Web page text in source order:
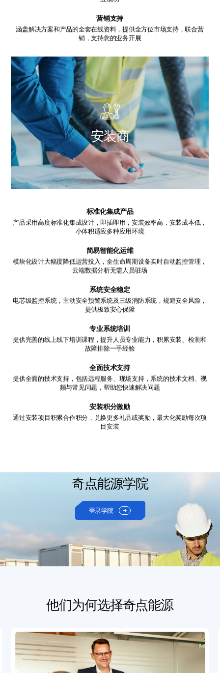
营销支持
涵盖解决方案和产品的全套在线资料，提供全方位市场支持，联合营
销，支持您的业务开展
安装商
标准化集成产品
产品采用高度标准化集成设计，即插即用，安装效率高，安装成本低，
小体积适应多种应用环境
简易智能化运维
模块化设计大幅度降低运营投入，全生命周期设备实时自动监控管理，
云端数据分析无需人员驻场
系统安全稳定
电芯级监控系统，主动安全预警系统及三级消防系统，规避安全风险，
提供极致安心保障
专业系统培训
提供完善的线上线下培训课程，提升人员专业能力，积累安装、检测和
故障排除一手经验
全面技术支持
提供全面的技术支持，包括远程服务、现场支持，系统的技术文档、视
频与常见问题，帮助您快速解决问题
安装积分激励
通过安装项目积累合作积分，兑换更多礼品或奖励，最大化奖励每次项
目安装
奇点能源学院
登录学院 
他们为何选择奇点能源